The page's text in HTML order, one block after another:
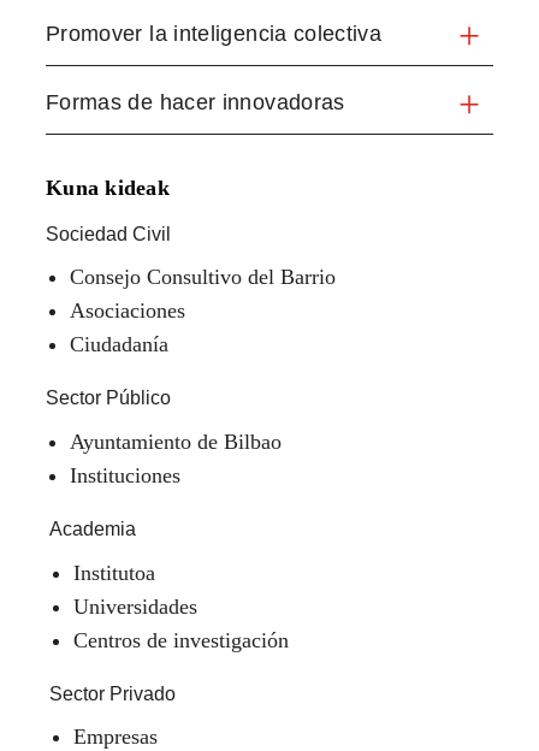
Promover la inteligencia colectiva
Formas de hacer innovadoras
Kuna kideak
Sociedad Civil
Consejo Consultivo del Barrio
Asociaciones
Ciudadanía
Sector Público
Ayuntamiento de Bilbao
Instituciones
Academia
Institutoa
Universidades
Centros de investigación
Sector Privado
Empresas